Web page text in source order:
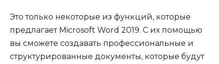
Это только некоторые из функций, которые
предлагает Microsoft Word 2019. С их помощью
вы сможете создавать профессиональные и
структурированные документы, которые будут